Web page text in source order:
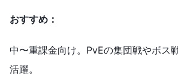
おすすめ：
中〜重課金向け。PvEの集団戦やボス
活躍。